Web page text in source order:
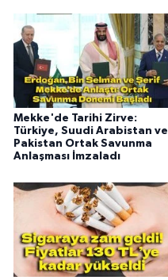
Mekke'de Tarihi Zirve:
Türkiye, Suudi Arabistan ve
Pakistan Ortak Savunma
Anlaşması İmzaladı